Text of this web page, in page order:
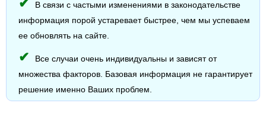
В связи с частыми изменениями в законодательстве
информация порой устаревает быстрее, чем мы успеваем
ее обновлять на сайте.
Все случаи очень индивидуальны и зависят от
множества факторов. Базовая информация не гарантирует
решение именно Ваших проблем.